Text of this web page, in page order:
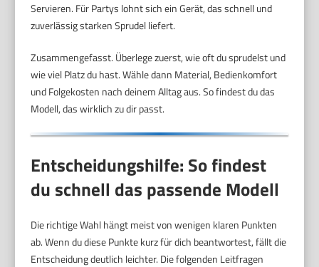
Servieren. Für Partys lohnt sich ein Gerät, das schnell und
zuverlässig starken Sprudel liefert.
Zusammengefasst. Überlege zuerst, wie oft du sprudelst und
wie viel Platz du hast. Wähle dann Material, Bedienkomfort
und Folgekosten nach deinem Alltag aus. So findest du das
Modell, das wirklich zu dir passt.
Entscheidungshilfe: So findest
du schnell das passende Modell
Die richtige Wahl hängt meist von wenigen klaren Punkten
ab. Wenn du diese Punkte kurz für dich beantwortest, fällt die
Entscheidung deutlich leichter. Die folgenden Leitfragen